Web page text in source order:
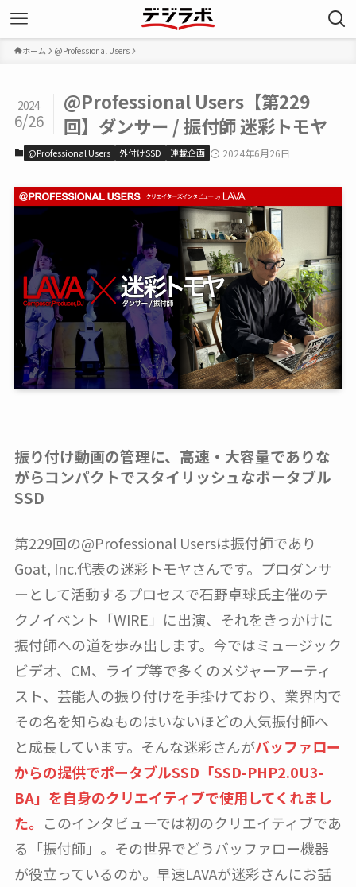
ホーム @Professional Users
@Professional Users【第229
回】ダンサー / 振付師 迷彩トモヤ
2024
6/26
@Professional Users 外付けSSD 連載企画 2024年6月26日
振り付け動画の管理に、高速・大容量でありな
がらコンパクトでスタイリッシュなポータブル
SSD
第229回の@Professional Usersは振付師であり
Goat, Inc.代表の迷彩トモヤさんです。プロダンサ
ーとして活動するプロセスで石野卓球氏主催のテ
クノイベント「WIRE」に出演、それをきっかけに
振付師への道を歩み出します。今ではミュージック
ビデオ、CM、ライプ等で多くのメジャーアーティ
スト、芸能人の振り付けを手掛けており、業界内で
その名を知らぬものはいないほどの人気振付師へ
と成長しています。そんな迷彩さんがバッファロー
からの提供でポータブルSSD「SSD-PHP2.0U3-
BA」を自身のクリエイティブで使用してくれまし
た。 このインタビューでは初のクリエイティブであ
る「振付師」。その世界でどうバッファロー機器
が役立っているのか。早速LAVAが迷彩さんにお話